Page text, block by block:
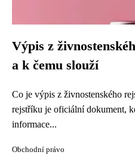
Výpis z
a k čemu slouží
Co je výpis z živnostenského
rejstříku je oficiální dokument,
informace...
Obchodní právo